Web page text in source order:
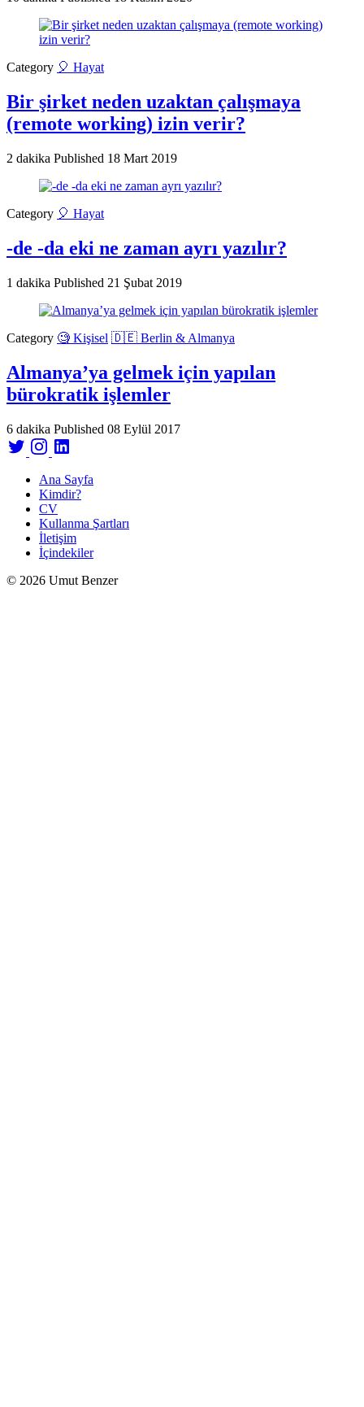
Category 🎈 Hayat
Bir şirket neden uzaktan çalışmaya
(remote working) izin verir?
2 dakika Published 18 Mart 2019
Category 🎈 Hayat
-de -da eki ne zaman ayrı yazılır?
1 dakika Published 21 Şubat 2019
Category 🧐 Kişisel 🇩🇪 Berlin & Almanya
Almanya’ya gelmek için yapılan
bürokratik işlemler
6 dakika Published 08 Eylül 2017
Ana Sayfa
Kimdir?
CV
Kullanma Şartları
İletişim
İçindekiler
© 2026 Umut Benzer